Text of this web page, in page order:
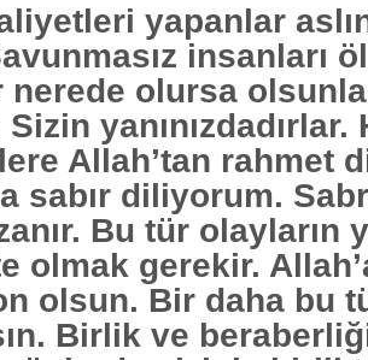
yapanlar
insanları
nerede olursa
yanınızdadırlar.
Allah’tan rahmet
sabır diliyorum.
Bu tür olayların
olmak gerekir.
olsun. Bir daha bu
Birlik ve